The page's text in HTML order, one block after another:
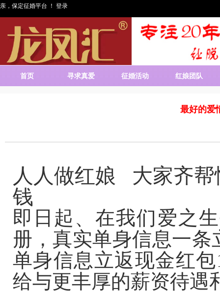
亲，保定征婚平台 ！ 登录
首页 寻求真爱 征婚活动 红娘团队
最好的爱
人人做红娘 大家齐
钱
即日起、在我们爱之生
册，真实单身信息一
单身信息立返现金红
给与更丰厚的薪资待遇